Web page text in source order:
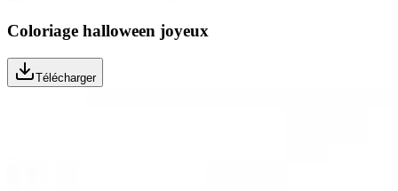
Coloriage halloween joyeux
Télécharger